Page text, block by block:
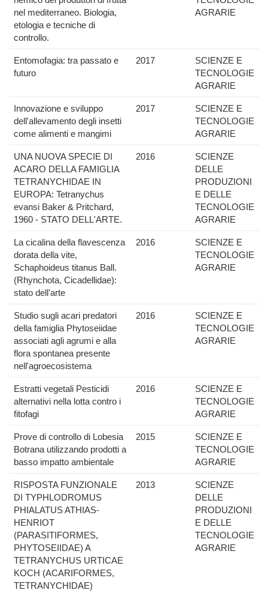
nel mediterraneo. Biologia,
etologia e tecniche di
controllo.
AGRARIE
Entomofagia: tra passato e
futuro
2017
SCIENZE E
TECNOLOGIE
AGRARIE
Innovazione e sviluppo
dell'allevamento degli insetti
come alimenti e mangimi
2017
SCIENZE E
TECNOLOGIE
AGRARIE
UNA NUOVA SPECIE DI
ACARO DELLA FAMIGLIA
TETRANYCHIDAE IN
EUROPA: Tetranychus
evansi Baker & Pritchard,
1960 - STATO DELL'ARTE.
2016
SCIENZE
DELLE
PRODUZIONI
E DELLE
TECNOLOGIE
AGRARIE
La cicalina della flavescenza
dorata della vite,
Schaphoideus titanus Ball.
(Rhynchota, Cicadellidae):
stato dell'arte
2016
SCIENZE E
TECNOLOGIE
AGRARIE
Studio sugli acari predatori
della famiglia Phytoseiidae
associati agli agrumi e alla
flora spontanea presente
nell'agroecosistema
2016
SCIENZE E
TECNOLOGIE
AGRARIE
Estratti vegetali Pesticidi
alternativi nella lotta contro i
fitofagi
2016
SCIENZE E
TECNOLOGIE
AGRARIE
Prove di controllo di Lobesia
Botrana utilizzando prodotti a
basso impatto ambientale
2015
SCIENZE E
TECNOLOGIE
AGRARIE
RISPOSTA FUNZIONALE
DI TYPHLODROMUS
PHIALATUS ATHIAS-
HENRIOT
(PARASITIFORMES,
PHYTOSEIIDAE) A
TETRANYCHUS URTICAE
KOCH (ACARIFORMES,
TETRANYCHIDAE)
2013
SCIENZE
DELLE
PRODUZIONI
E DELLE
TECNOLOGIE
AGRARIE